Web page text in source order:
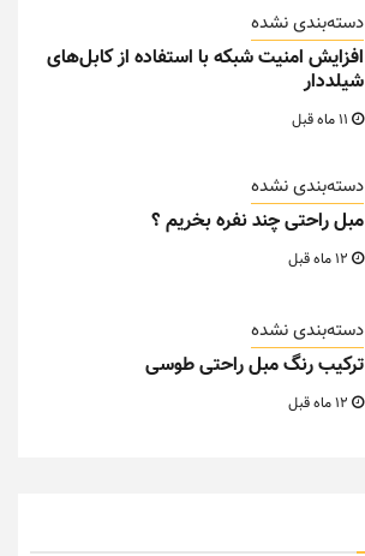
دسته‌بندی نشده
افزایش امنیت شبکه با استفاده از کابل‌های
شیلددار
دسته‌بندی نشده
مبل راحتی چند نفره بخریم ؟
دسته‌بندی نشده
ترکیب رنگ مبل راحتی طوسی